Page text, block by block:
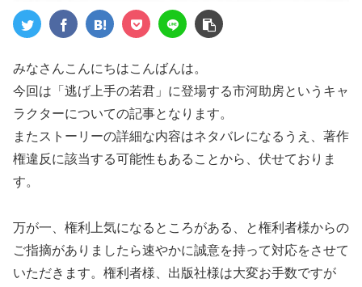
みなさんこんにちはこんばんは。
今回は「逃げ上手の若君」に登場する市河助房というキャ
ラクターについての記事となります。
またストーリーの詳細な内容はネタバレになるうえ、著作
権違反に該当する可能性もあることから、伏せておりま
す。
万が一、権利上気になるところがある、と権利者様からの
ご指摘がありましたら速やかに誠意を持って対応をさせて
いただきます。権利者様、出版社様は大変お手数ですが